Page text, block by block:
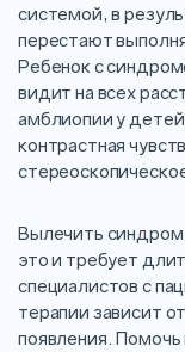
системой, в
перестают
Ребенок с
видит на всех
амблиопии у
контрастная
Вылечить синдром
это и требует
специалистов с
терапии зависит
появления. Помочь